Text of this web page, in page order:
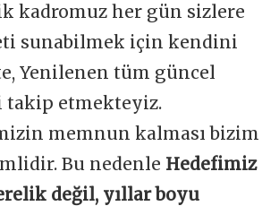
kadromuz her gün sizlere
sunabilmek için kendini
Yenilenen tüm güncel
etmekteyiz.
memnun kalması bizim
Bu nedenle Hedefimiz
değil, yıllar boyu